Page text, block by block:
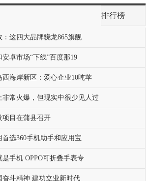
排行榜
：这四大品牌骁龙865旗舰
卓市场“下线”百度那19
海岸新区：爱心企业10吨苹
常火爆，但现实中很少见人过
项目在蒲县召开
选360手机助手和应用宝
手机 OPPO可折叠手表专
奋斗精神 建功立业新时代